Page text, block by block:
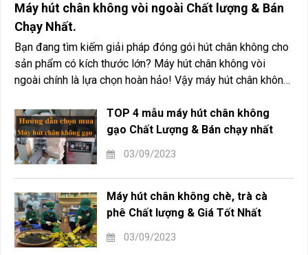
Máy hút chân không vòi ngoài Chất lượng & Bán
Chạy Nhất.
Bạn đang tìm kiếm giải pháp đóng gói hút chân không cho
sản phẩm có kích thước lớn? Máy hút chân không vòi
ngoài chính là lựa chọn hoàn hảo! Vậy máy hút chân không
loại nào trên thị trường? Cách sử dụng hiệu quả ra sao? Và
dòng máy nào chất lượng và được ưa chuộng nhất? Hãy
cùng khám phá tất cả trong bài viết dưới đây!
TOP 4 mẫu máy hút chân không
gạo Chất Lượng & Bán chạy nhất
03/09/2023
Máy hút chân không chè, trà cà
phê Chất lượng & Giá Tốt Nhất
03/09/2023